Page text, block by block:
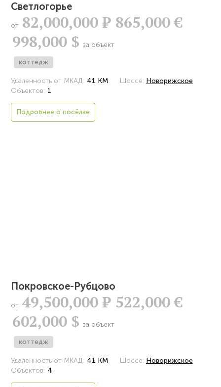
Светлогорье
от 82,000,000Р 865,000 €
998,000 $ за объект
коттедж
Удаленность от МКАД: 41 КМ Шоссе: Новорижское
Объектов: 1
Подробнее о посёлке
Покровское-Рубцово
от 49,500,000Р 522,000 €
602,000 $ за объект
коттедж
Удаленность от МКАД: 41 КМ Шоссе: Новорижское
Объектов: 4